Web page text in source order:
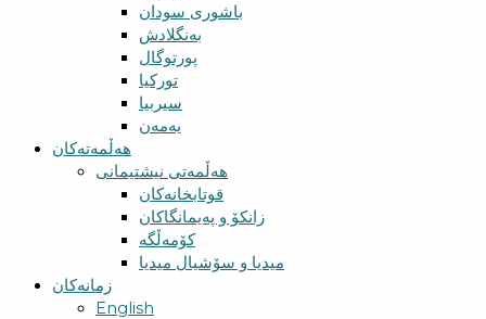
باشوری سودان
بەنگلادش
پورتوگال
تورکیا
سیربیا
یەمەن
هەڵمەتەکان
هەڵمەتی نیشتیمانی
قوتابخانەکان
زانکۆ و پەیمانگاکان
کۆمەڵگە
میدیا و سۆشیال میدیا
زمانەکان
English